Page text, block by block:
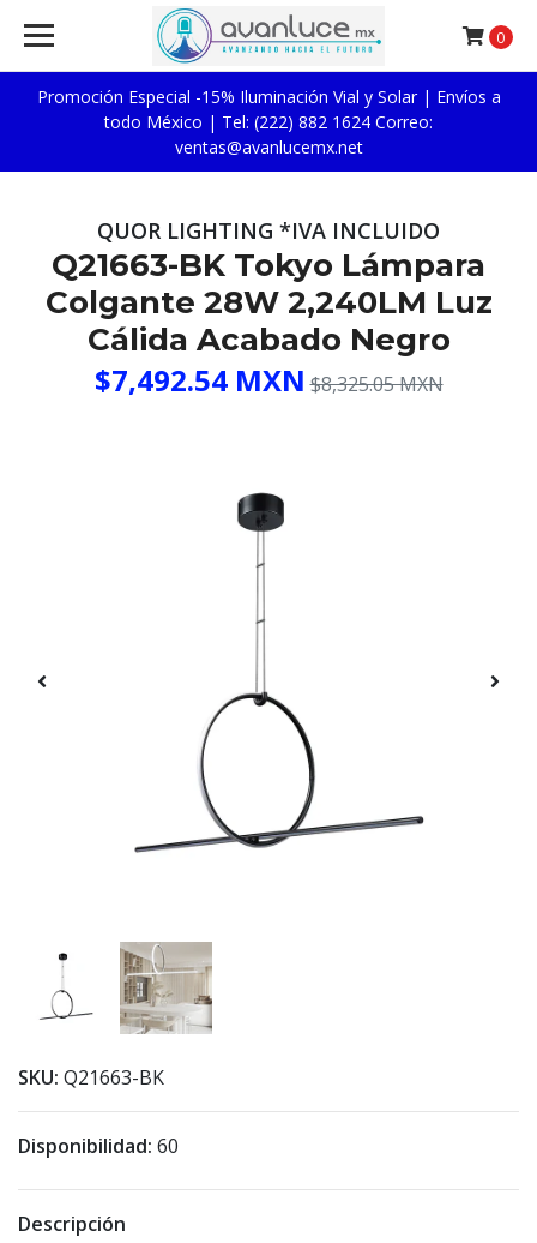
Promoción Especial -15% Iluminación Vial y Solar | Envíos a
todo México | Tel: (222) 882 1624 Correo:
ventas@avanlucemx.net
0
QUOR LIGHTING *IVA INCLUIDO
Q21663-BK Tokyo Lámpara
Colgante 28W 2,240LM Luz
Cálida Acabado Negro
$7,492.54 MXN $8,325.05 MXN
SKU: Q21663-BK
Disponibilidad: 60
Descripción